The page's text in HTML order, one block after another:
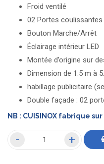
Froid ventilé
02 Portes coulissantes
Bouton Marche/Arrêt
Éclairage intérieur LED
Montée d’origine sur
Dimension de 1.5 m à
habillage publicitaire
Double façade : 02
NB : CUISINOX fabrique